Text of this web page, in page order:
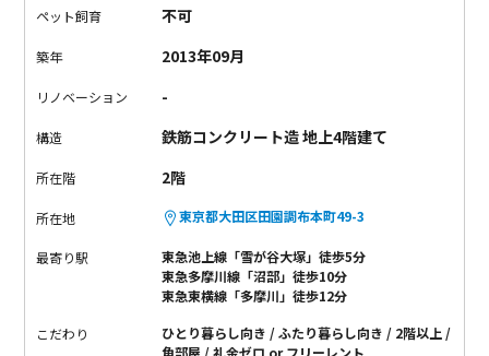
ペット飼育 不可
築年 2013年09月
リノベーション -
構造 鉄筋コンクリート造 地上4階建て
所在階 2階
所在地 東京都大田区田園調布本町49-3
最寄り駅
東急池上線「雪が谷大塚」徒歩5分
東急多摩川線「沼部」徒歩10分
東急東横線「多摩川」徒歩12分
こだわり ひとり暮らし向き ふたり暮らし向き
2階以上
角部屋
礼金ゼロ or フリーレント